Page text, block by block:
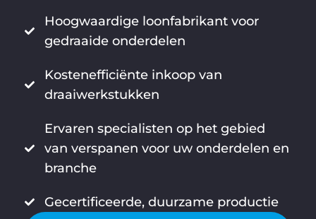
Hoogwaardige loonfabrikant voor
gedraaide onderdelen
Kostenefficiënte inkoop van
draaiwerkstukken
Ervaren specialisten op het gebied
van verspanen voor uw onderdelen en
branche
Gecertificeerde, duurzame productie